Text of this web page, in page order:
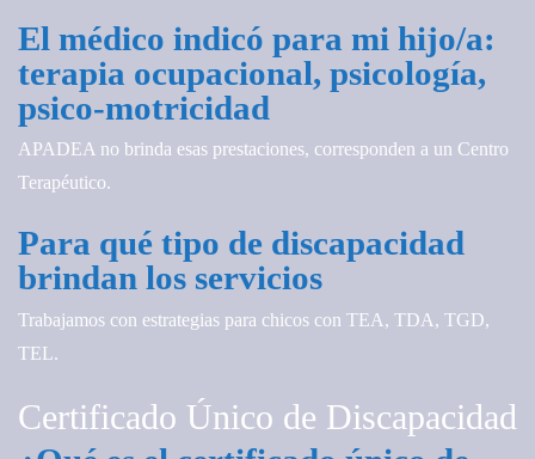
El médico indicó para mi hijo/a:
terapia ocupacional, psicología,
psico-motricidad
APADEA no brinda esas prestaciones, corresponden a un Centro
Terapéutico.
Para qué tipo de discapacidad
brindan los servicios
Trabajamos con estrategias para chicos con TEA, TDA, TGD,
TEL.
Certificado Único de Discapacidad